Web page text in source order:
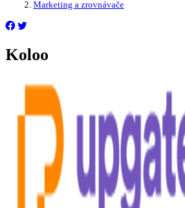
Marketing a zrovnávače
Koloo